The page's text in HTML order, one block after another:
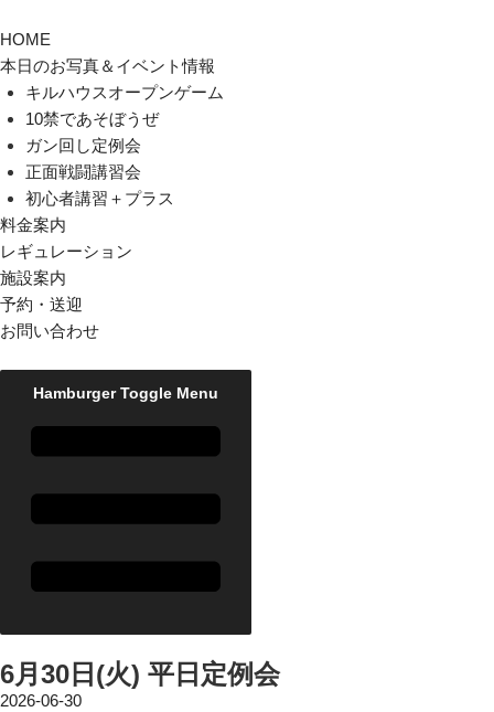
HOME
本日のお写真＆イベント情報
キルハウスオープンゲーム
10禁であそぼうぜ
ガン回し定例会
正面戦闘講習会
初心者講習＋プラス
料金案内
レギュレーション
施設案内
予約・送迎
お問い合わせ
Hamburger Toggle Menu
6月30日(火) 平日定例会
2026-06-30